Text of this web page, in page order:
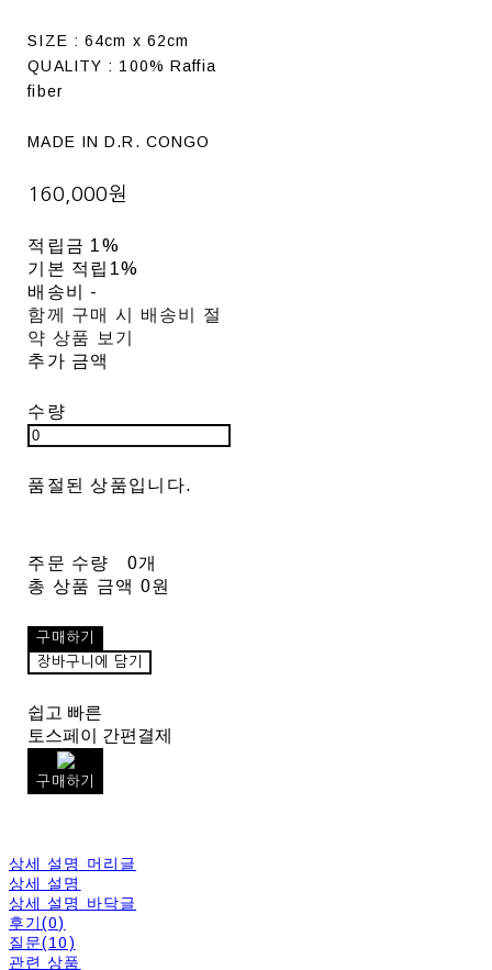
SIZE : 64cm x 62cm
QUALITY : 100% Raffia
fiber
MADE IN D.R. CONGO
160,000원
적립금 1%
기본 적립 1%
배송비 -
함께 구매 시 배송비 절
약 상품 보기
추가 금액
수량
품절된 상품입니다.
주문 수량
0개
총 상품 금액 0원
구매하기
장바구니에 담기
쉽고 빠른
토스페이 간편결제
구매하기
상세 설명 머리글
상세 설명
상세 설명 바닥글
후기(0)
질문(10)
관련 상품